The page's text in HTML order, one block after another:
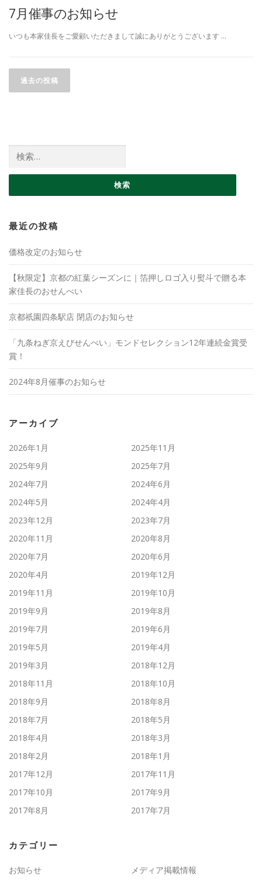
7月催事のお知らせ
いつも本家佳長をご愛顧いただきまして誠にありがとうございます …
投稿ナビゲーション
過去の投稿
検索:
最近の投稿
価格改定のお知らせ
【秋限定】京都の紅葉シーズンに｜箔押しロゴ入り熨斗で贈る本
家佳長のおせんべい
京都祇園四条駅店 閉店のお知らせ
「九条ねぎ京えびせんべい」モンドセレクション12年連続金賞受
賞！
2024年8月催事のお知らせ
アーカイブ
2026年1月
2025年11月
2025年9月
2025年7月
2024年7月
2024年6月
2024年5月
2024年4月
2023年12月
2023年7月
2020年11月
2020年8月
2020年7月
2020年6月
2020年4月
2019年12月
2019年11月
2019年10月
2019年9月
2019年8月
2019年7月
2019年6月
2019年5月
2019年4月
2019年3月
2018年12月
2018年11月
2018年10月
2018年9月
2018年8月
2018年7月
2018年5月
2018年4月
2018年3月
2018年2月
2018年1月
2017年12月
2017年11月
2017年10月
2017年9月
2017年8月
2017年7月
カテゴリー
お知らせ
メディア掲載情報